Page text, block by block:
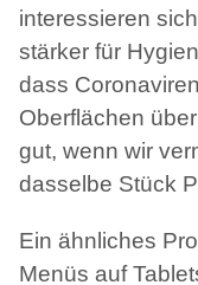
interessieren
stärker für
dass
Oberflächen
gut, wenn wir
dasselbe Stück
Ein ähnliches
Menüs auf